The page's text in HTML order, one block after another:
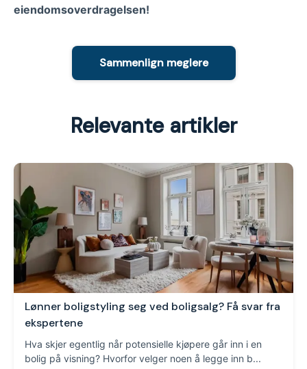
eiendomsoverdragelsen!
Sammenlign meglere
Relevante artikler
Lønner boligstyling seg ved boligsalg? Få svar fra
ekspertene
Hva skjer egentlig når potensielle kjøpere går inn i en
bolig på visning? Hvorfor velger noen å legge inn b...